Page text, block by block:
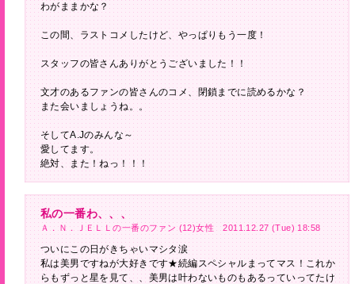
わがままかな？
この間、ラストコメしたけど、やっぱりもう一度！
スタッフの皆さんありがとうございました！！
文才のあるファンの皆さんのコメ、閉鎖までに読めるかな？
また会いましょうね。。
そしてA.Jのみんな～
愛してます。
絶対、また！ねっ！！！
私の一番わ、、、
Ａ．Ｎ．ＪＥＬＬの一番のファン (12)女性 2011.12.27 (Tue) 18:58
ついにこの日がきちゃいマシタ涙
私は美男ですねが大好きです★続編スペシャルまってマス！これか
らもずっと星を見て、、美男は叶わないものもあるっていってたけ